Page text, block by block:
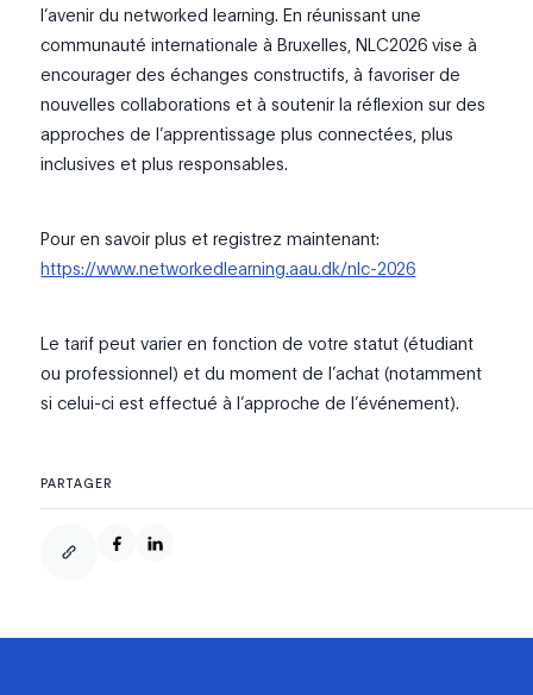
l’avenir du networked learning. En réunissant une
communauté internationale à Bruxelles, NLC2026 vise à
encourager des échanges constructifs, à favoriser de
nouvelles collaborations et à soutenir la réflexion sur des
approches de l’apprentissage plus connectées, plus
inclusives et plus responsables.
Pour en savoir plus et registrez maintenant:
https://www.networkedlearning.aau.dk/nlc-2026
Le tarif peut varier en fonction de votre statut (étudiant
ou professionnel) et du moment de l’achat (notamment
si celui-ci est effectué à l’approche de l’événement).
PARTAGER